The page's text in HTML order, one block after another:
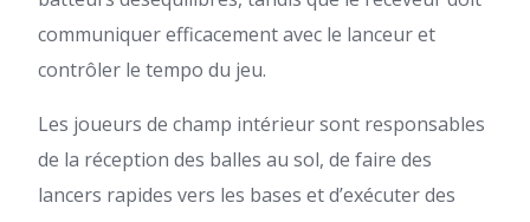
communiquer efficacement avec le lanceur et
contrôler le tempo du jeu.
Les joueurs de champ intérieur sont responsables
de la réception des balles au sol, de faire des
lancers rapides vers les bases et d’exécuter des